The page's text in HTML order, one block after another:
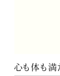
心も体も満